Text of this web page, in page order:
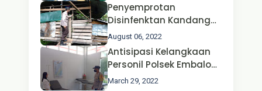
Penyemprotan
Disinfenktan Kandang
Ternak Kambing warga
Oleh Satgas Ops Aman
Nusa II Polda Kalbar*
August 06, 2022
Antisipasi Kelangkaan
Personil Polsek Embaloh
Hulu Gencar Lakukan
March 29, 2022